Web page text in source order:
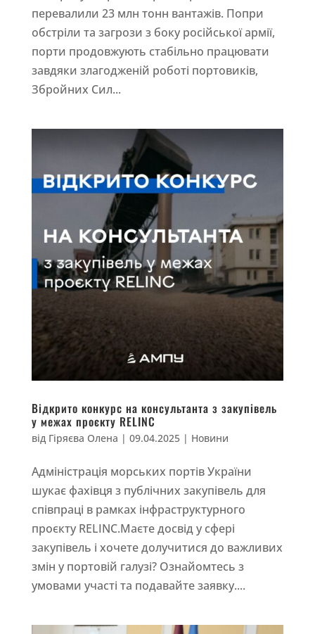
перевалили 23 млн тонн вантажів. Попри
обстріли та загрози з боку російської армії,
порти продовжують стабільно працювати
завдяки злагодженій роботі портовиків,
Збройних Сил...
Відкрито конкурс на консультанта з закупівель
у межах проєкту RELINC
від Гіряєва Олена | 09.04.2025| Новини
Адміністрація морських портів України
шукає фахівця з публічних закупівель для
співпраці в рамках інфраструктурного
проєкту RELINC.Маєте досвід у сфері
закупівель і хочете долучитися до важливих
змін у портовій галузі? Ознайомтесь з
умовами участі та подавайте заявку....